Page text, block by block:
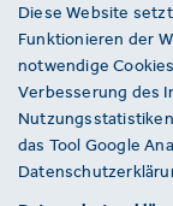
Entsorgungs-,
Kreislaufwirtschaft
Von-der-Heydt-
D 10785 Berlin
Sie haben einen
gefunden? Ihnen
Diese Website
Funktionieren der
notwendige
Verbesserung des
das Tool Google